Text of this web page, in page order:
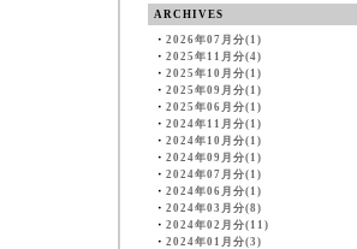
ARCHIVES
・ 2026年07月分(1)
・ 2025年11月分(4)
・ 2025年10月分(1)
・ 2025年09月分(1)
・ 2025年06月分(1)
・ 2024年11月分(1)
・ 2024年10月分(1)
・ 2024年09月分(1)
・ 2024年07月分(1)
・ 2024年06月分(1)
・ 2024年03月分(8)
・ 2024年02月分(11)
・ 2024年01月分(3)